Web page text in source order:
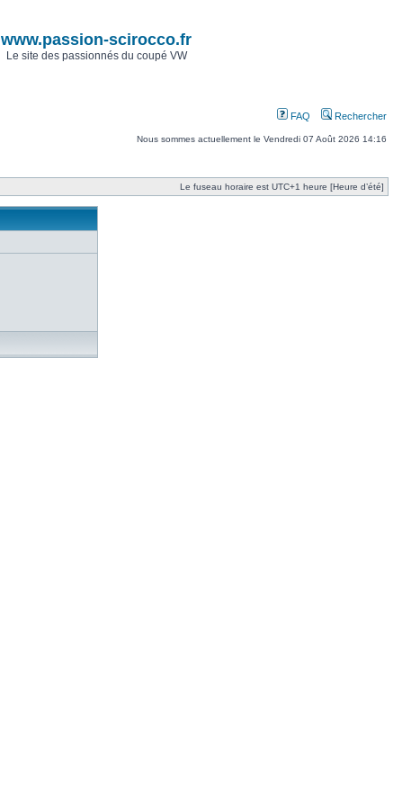
www.passion-scirocco.fr
Le site des passionnés du coupé VW
FAQ Rechercher
Nous sommes actuellement le Vendredi 07 Août 2026 14:16
Le fuseau horaire est UTC+1 heure [Heure d’été]